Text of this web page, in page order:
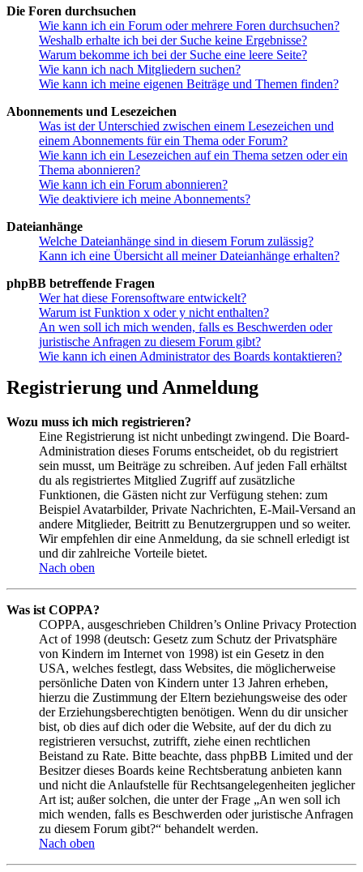
Die Foren durchsuchen
Wie kann ich ein Forum oder mehrere Foren durchsuchen?
Weshalb erhalte ich bei der Suche keine Ergebnisse?
Warum bekomme ich bei der Suche eine leere Seite?
Wie kann ich nach Mitgliedern suchen?
Wie kann ich meine eigenen Beiträge und Themen finden?
Abonnements und Lesezeichen
Was ist der Unterschied zwischen einem Lesezeichen und
einem Abonnements für ein Thema oder Forum?
Wie kann ich ein Lesezeichen auf ein Thema setzen oder ein
Thema abonnieren?
Wie kann ich ein Forum abonnieren?
Wie deaktiviere ich meine Abonnements?
Dateianhänge
Welche Dateianhänge sind in diesem Forum zulässig?
Kann ich eine Übersicht all meiner Dateianhänge erhalten?
phpBB betreffende Fragen
Wer hat diese Forensoftware entwickelt?
Warum ist Funktion x oder y nicht enthalten?
An wen soll ich mich wenden, falls es Beschwerden oder
juristische Anfragen zu diesem Forum gibt?
Wie kann ich einen Administrator des Boards kontaktieren?
Registrierung und Anmeldung
Wozu muss ich mich registrieren?
Eine Registrierung ist nicht unbedingt zwingend. Die Board-
Administration dieses Forums entscheidet, ob du registriert
sein musst, um Beiträge zu schreiben. Auf jeden Fall erhältst
du als registriertes Mitglied Zugriff auf zusätzliche
Funktionen, die Gästen nicht zur Verfügung stehen: zum
Beispiel Avatarbilder, Private Nachrichten, E-Mail-Versand an
andere Mitglieder, Beitritt zu Benutzergruppen und so weiter.
Wir empfehlen dir eine Anmeldung, da sie schnell erledigt ist
und dir zahlreiche Vorteile bietet.
Nach oben
Was ist COPPA?
COPPA, ausgeschrieben Children’s Online Privacy Protection
Act of 1998 (deutsch: Gesetz zum Schutz der Privatsphäre
von Kindern im Internet von 1998) ist ein Gesetz in den
USA, welches festlegt, dass Websites, die möglicherweise
persönliche Daten von Kindern unter 13 Jahren erheben,
hierzu die Zustimmung der Eltern beziehungsweise des oder
der Erziehungsberechtigten benötigen. Wenn du dir unsicher
bist, ob dies auf dich oder die Website, auf der du dich zu
registrieren versuchst, zutrifft, ziehe einen rechtlichen
Beistand zu Rate. Bitte beachte, dass phpBB Limited und der
Besitzer dieses Boards keine Rechtsberatung anbieten kann
und nicht die Anlaufstelle für Rechtsangelegenheiten jeglicher
Art ist; außer solchen, die unter der Frage „An wen soll ich
mich wenden, falls es Beschwerden oder juristische Anfragen
zu diesem Forum gibt?“ behandelt werden.
Nach oben